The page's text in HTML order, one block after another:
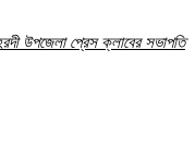
উপজেলা প্রেস ক্লাবের সভাপতি